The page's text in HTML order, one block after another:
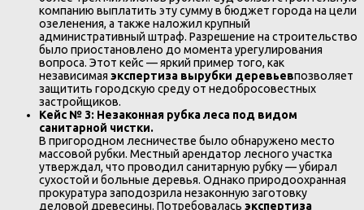
компанию выплатить эту сумму в бюджет города на цели
озеленения, а также наложил крупный
административный штраф. Разрешение на строительство
было приостановлено до момента урегулирования
вопроса. Этот кейс — яркий пример того, как
независимая экспертиза вырубки деревьевпозволяет
защитить городскую среду от недобросовестных
застройщиков.
Кейс № 3: Незаконная рубка леса под видом
санитарной чистки.
В пригородном лесничестве было обнаружено место
массовой рубки. Местный арендатор лесного участка
утверждал, что проводил санитарную рубку — убирал
сухостой и больные деревья. Однако природоохранная
прокуратура заподозрила незаконную заготовку
деловой древесины. Потребовалась экспертиза